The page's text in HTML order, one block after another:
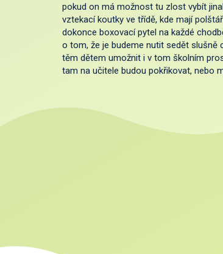
pokud on má možnost tu zlost vybít
vztekací koutky ve třídě, kde mají
dokonce boxovací pytel na každé
o tom, že je budeme nutit sedět slušně
těm dětem umožnit i v tom školním
tam na učitele budou pokřikovat, nebo